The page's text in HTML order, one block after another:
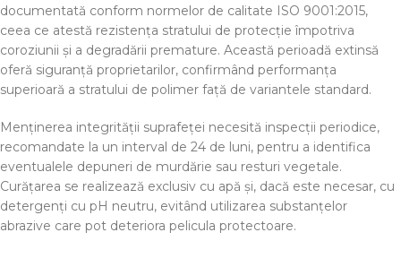
documentată conform normelor de calitate ISO 9001:2015,
ceea ce atestă rezistența stratului de protecție împotriva
coroziunii și a degradării premature. Această perioadă extinsă
oferă siguranță proprietarilor, confirmând performanța
superioară a stratului de polimer față de variantele standard.
Menținerea integrității suprafeței necesită inspecții periodice,
recomandate la un interval de 24 de luni, pentru a identifica
eventualele depuneri de murdărie sau resturi vegetale.
Curățarea se realizează exclusiv cu apă și, dacă este necesar, cu
detergenți cu pH neutru, evitând utilizarea substanțelor
abrazive care pot deteriora pelicula protectoare.